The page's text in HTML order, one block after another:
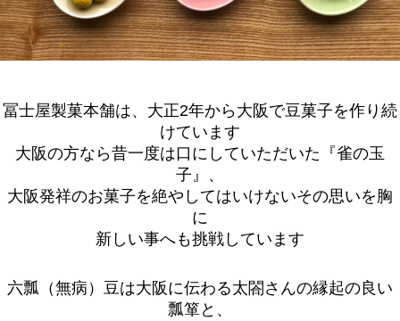
冨士屋製菓本舗は、 大正2年から大阪で豆菓子を作り続
けています
大阪の方なら昔一度は口にしていただいた『雀の玉
子』、
大阪発祥のお菓子を絶やしてはいけないその思いを胸
に
新しい事へも挑戦しています
六瓢（無病）豆は大阪に伝わる太閤さんの縁起の良い
瓢箪と、